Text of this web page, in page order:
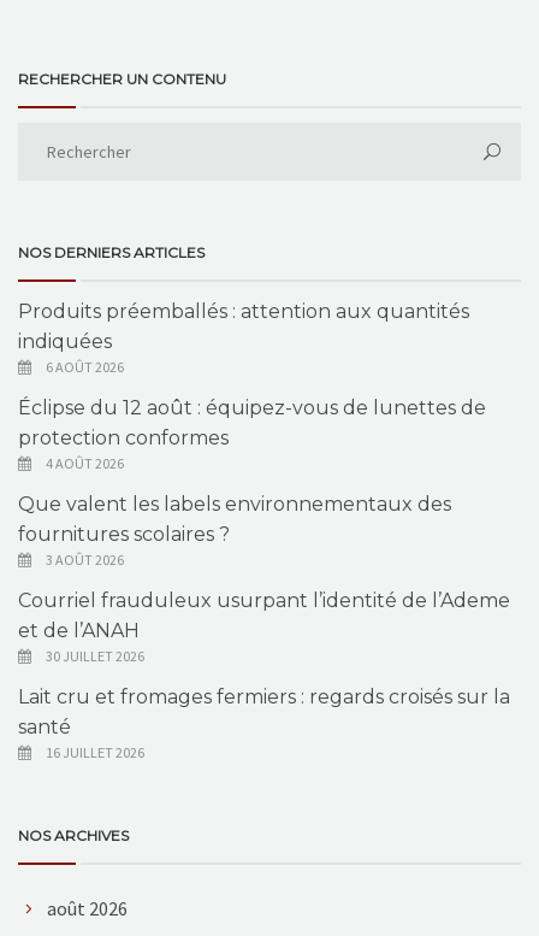
RECHERCHER UN CONTENU
NOS DERNIERS ARTICLES
Produits préemballés : attention aux quantités
indiquées
6 AOÛT 2026
Éclipse du 12 août : équipez-vous de lunettes de
protection conformes
4 AOÛT 2026
Que valent les labels environnementaux des
fournitures scolaires ?
3 AOÛT 2026
Courriel frauduleux usurpant l’identité de l’Ademe
et de l’ANAH
30 JUILLET 2026
Lait cru et fromages fermiers : regards croisés sur la
santé
16 JUILLET 2026
NOS ARCHIVES
août 2026